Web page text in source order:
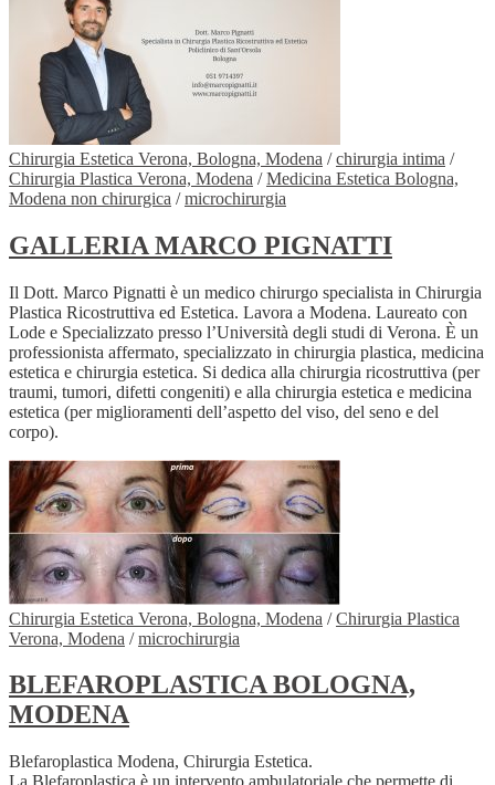
Chirurgia Estetica Verona, Bologna, Modena /chirurgia intima /
Chirurgia Plastica Verona, Modena /Medicina Estetica Bologna,
Modena non chirurgica /microchirurgia
GALLERIA MARCO PIGNATTI
Il Dott. Marco Pignatti è un medico chirurgo specialista in Chirurgia
Plastica Ricostruttiva ed Estetica. Lavora a Modena. Laureato con
Lode e Specializzato presso l’Università degli studi di Verona. È un
professionista affermato, specializzato in chirurgia plastica, medicina
estetica e chirurgia estetica. Si dedica alla chirurgia ricostruttiva (per
traumi, tumori, difetti congeniti) e alla chirurgia estetica e medicina
estetica (per miglioramenti dell’aspetto del viso, del seno e del
corpo).
Chirurgia Estetica Verona, Bologna, Modena /Chirurgia Plastica
Verona, Modena /microchirurgia
BLEFAROPLASTICA BOLOGNA,
MODENA
Blefaroplastica Modena, Chirurgia Estetica.